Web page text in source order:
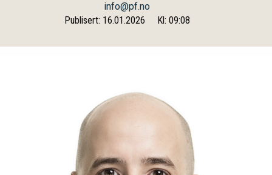
info@pf.no
Publisert: 16.01.2026
Kl: 09:08